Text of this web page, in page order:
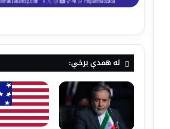
له همدې برخې: